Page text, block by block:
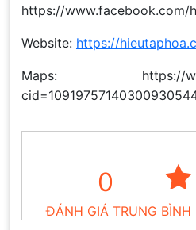
https://www.facebook.com/
Website: https://
Maps: https://
0
ĐÁNH GIÁ TRUNG BÌNH